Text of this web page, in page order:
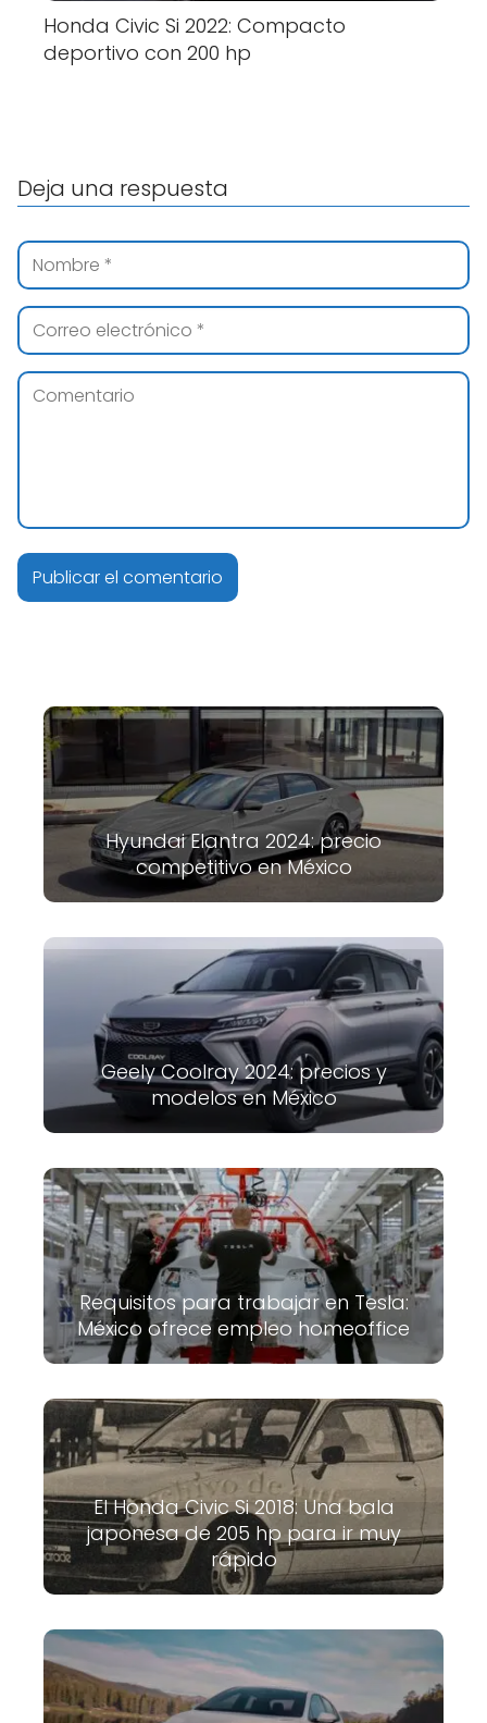
Honda Civic Si 2022: Compacto
deportivo con 200 hp
Deja una respuesta
Hyundai Elantra 2024: precio
competitivo en México
Geely Coolray 2024: precios y
modelos en México
Requisitos para trabajar en Tesla:
México ofrece empleo homeoffice
El Honda Civic Si 2018: Una bala
japonesa de 205 hp para ir muy
rápido